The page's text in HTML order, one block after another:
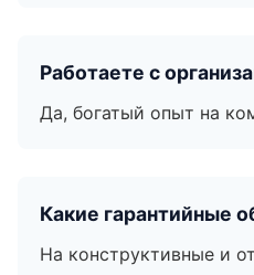
Работаете с
Да, богатый опыт на
Какие гарантийные
На конструктивные и